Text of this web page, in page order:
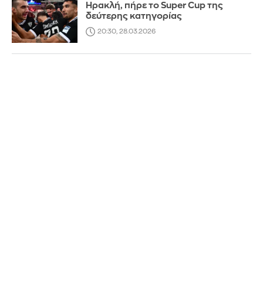
Ηρακλή, πήρε το Super Cup της
δεύτερης κατηγορίας
20:30, 28.03.2026